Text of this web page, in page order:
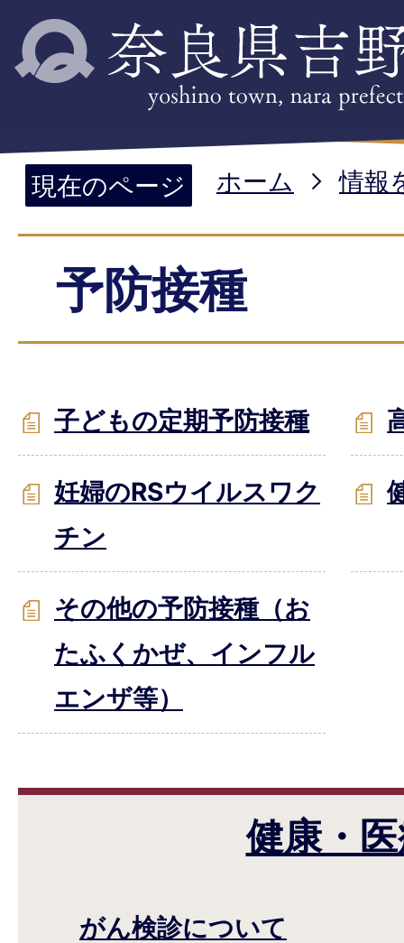
現在のページ ホーム 情報
予防接種
子どもの定期予防接種
妊婦のRSウイルスワク
チン
その他の予防接種（お
たふくかぜ、インフル
エンザ等）
健康・
がん検診について